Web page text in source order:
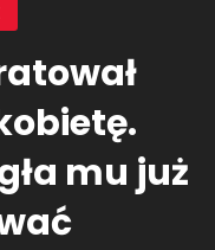
mu już